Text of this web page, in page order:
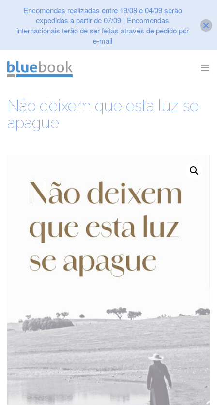
content
Não deixem que esta luz se
apague
Encomendas realizadas entre 19/08 e 04/09 serão
expedidas a partir de 07/09 | Encomendas
internacionais terão de ser feitas através de pedido por
e-mail